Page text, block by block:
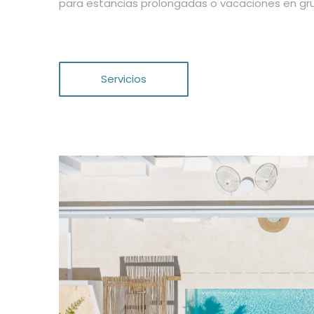
para estancias prolongadas o vacaciones en
Servicios